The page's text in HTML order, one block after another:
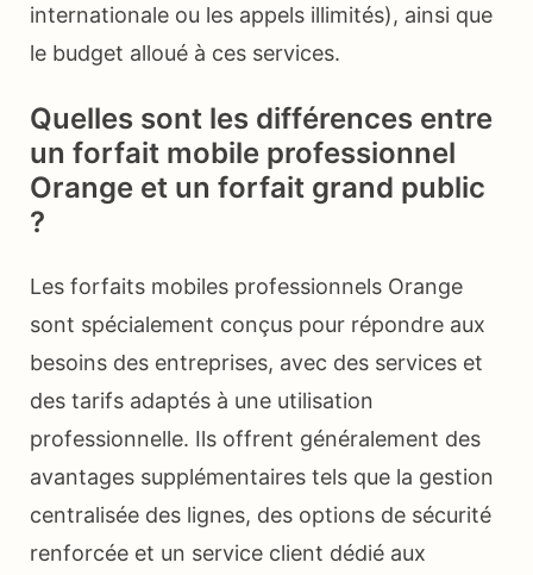
internationale ou les appels illimités), ainsi que
le budget alloué à ces services.
Quelles sont les différences entre
un forfait mobile professionnel
Orange et un forfait grand public
?
Les forfaits mobiles professionnels Orange
sont spécialement conçus pour répondre aux
besoins des entreprises, avec des services et
des tarifs adaptés à une utilisation
professionnelle. Ils offrent généralement des
avantages supplémentaires tels que la gestion
centralisée des lignes, des options de sécurité
renforcée et un service client dédié aux